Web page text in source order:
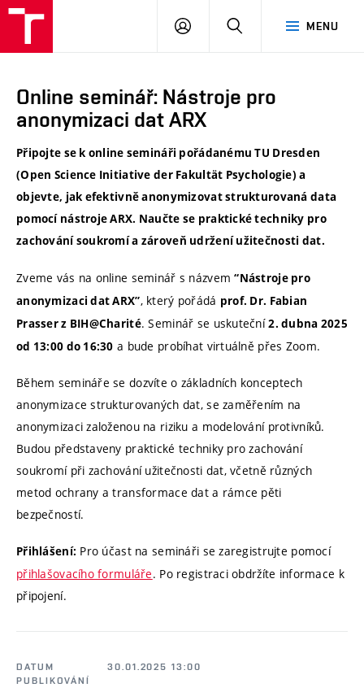
MENU
PŘIHLÁSIT
Online seminář: Nástroje pro
anonymizaci dat ARX
Připojte se k online semináři pořádanému TU Dresden
(Open Science Initiative der Fakultät Psychologie) a
objevte, jak efektivně anonymizovat strukturovaná data
pomocí nástroje ARX. Naučte se praktické techniky pro
zachování soukromí a zároveň udržení užitečnosti dat.
Zveme vás na online seminář s názvem “Nástroje pro
anonymizaci dat ARX”, který pořádá prof. Dr. Fabian
Prasser z BIH@Charité. Seminář se uskuteční 2. dubna 2025
od 13:00 do 16:30 a bude probíhat virtuálně přes Zoom.
Během semináře se dozvíte o základních konceptech
anonymizace strukturovaných dat, se zaměřením na
anonymizaci založenou na riziku a modelování protivníků.
Budou představeny praktické techniky pro zachování
soukromí při zachování užitečnosti dat, včetně různých
metod ochrany a transformace dat a rámce pěti
bezpečností.
Přihlášení: Pro účast na semináři se zaregistrujte pomocí
přihlašovacího formuláře. Po registraci obdržíte informace k
připojení.
DATUM
PUBLIKOVÁNÍ
30.01.2025 13:00